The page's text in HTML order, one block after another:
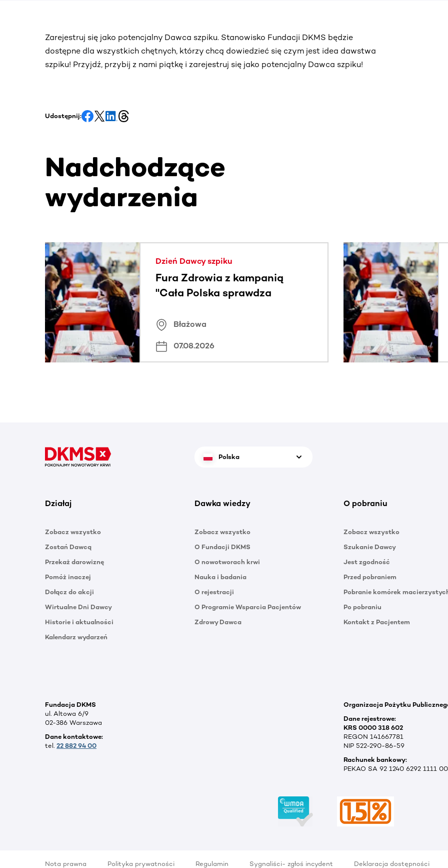
Zarejestruj się jako potencjalny Dawca szpiku. Stanowisko Fundacji DKMS będzie
dostępne dla wszystkich chętnych, którzy chcą dowiedzieć się czym jest idea dawstwa
szpiku! Przyjdź, przybij z nami piątkę i zarejestruj się jako potencjalny Dawca szpiku!
Udostępnij:
Nadchodzące
wydarzenia
Ta sekcja zawiera treści przewijane w poziomie. Użyj klawisza Tab lub przesuń palcem, aby zobaczyć
Dzień Dawcy szpiku
Fura Zdrowia z kampanią
"Cała Polska sprawdza
Błażowa
07.08.2026
Polska
Działaj
Zobacz wszystko
Zostań Dawcą
Przekaż darowiznę
Pomóż inaczej
Dołącz do akcji
Wirtualne Dni Dawcy
Historie i aktualności
Kalendarz wydarzeń
Dawka wiedzy
Zobacz wszystko
O Fundacji DKMS
O nowotworach krwi
Nauka i badania
O rejestracji
O Programie Wsparcia Pacjentów
Zdrowy Dawca
O pobraniu
Zobacz wszystko
Szukanie Dawcy
Jest zgodność
Przed pobraniem
Pobranie komórek
Po pobraniu
Kontakt z Pacjentem
Fundacja DKMS
ul. Altowa 6/9
02-386 Warszawa
Dane kontaktowe:
tel. 22 882 94 00
Organizacja Pożytku
Dane rejestrowe:
KRS 0000 318 602
REGON 141667781
NIP 522-290-86-59
Rachunek bankowy:
PEKAO SA 92 1240 6292 1111
Nota prawna Polityka prywatności Regulamin Sygnaliści- zgłoś incydent Deklaracja dostępności